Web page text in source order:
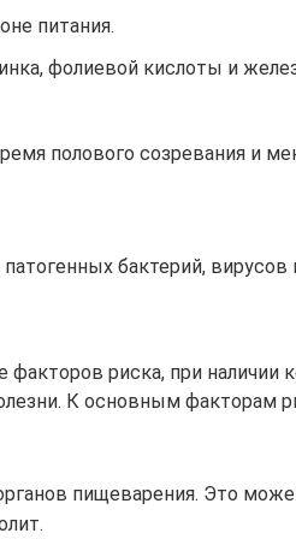
питания.
фолиевой кислоты и
полового созревания и
бактерий, вирусов
риска, при наличии
К основным факторам
пищеварения. Это